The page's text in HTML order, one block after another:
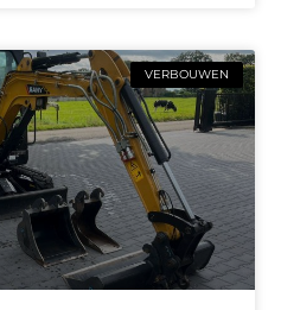
VERBOUWEN